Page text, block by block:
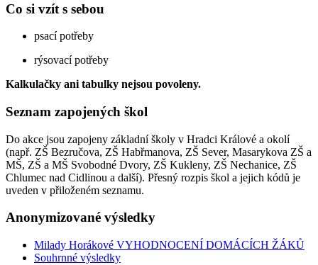
Co si vzít s sebou
psací potřeby
rýsovací potřeby
Kalkulačky ani tabulky nejsou povoleny.
Seznam zapojených škol
Do akce jsou zapojeny základní školy v Hradci Králové a okolí
(např. ZŠ Bezručova, ZŠ Habřmanova, ZŠ Sever, Masarykova ZŠ a
MŠ, ZŠ a MŠ Svobodné Dvory, ZŠ Kukleny, ZŠ Nechanice, ZŠ
Chlumec nad Cidlinou a další). Přesný rozpis škol a jejich kódů je
uveden v přiloženém seznamu.
Anonymizované výsledky
Milady Horákové VYHODNOCENÍ DOMÁCÍCH ŽÁKŮ
Souhrnné výsledky